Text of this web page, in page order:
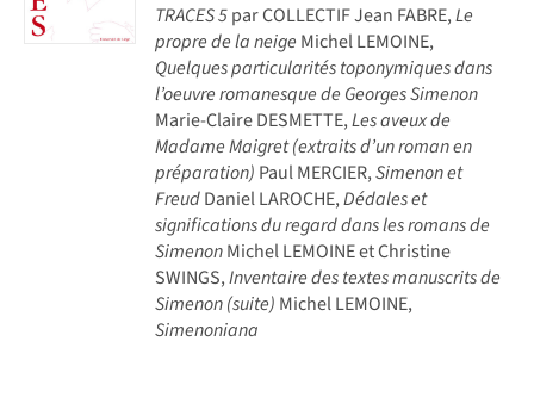
TRACES 5par COLLECTIF Jean FABRE,Le
propre de la neige Michel LEMOINE,
Quelques particularités toponymiques dans
l’oeuvre romanesque de Georges Simenon
Marie-Claire DESMETTE,Les aveux de
Madame Maigret (extraits d’un roman en
préparation) Paul MERCIER,Simenon et
FreudDaniel LAROCHE,Dédales et
significations du regard dans les romans de
SimenonMichel LEMOINE et Christine
SWINGS,Inventaire des textes manuscrits de
Simenon (suite) Michel LEMOINE,
Simenoniana